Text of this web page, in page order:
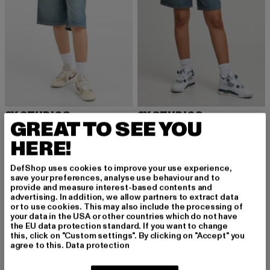
2Y STUDIOS
Vona
47,49 EUR
Derzeitiger Preis: 47,49 EUR
2Y STUDIOS
Mayli Worker Shorts
42,74 EUR
Derzeitiger Preis: 42,74 EUR
GREAT TO SEE YOU
HERE!
DefShop uses cookies to improve your use experience,
save your preferences, analyse use behaviour and to
provide and measure interest-based contents and
advertising. In addition, we allow partners to extract data
or to use cookies. This may also include the processing of
your data in the USA or other countries which do not have
the EU data protection standard. If you want to change
this, click on "Custom settings". By clicking on "Accept" you
agree to this. Data protection